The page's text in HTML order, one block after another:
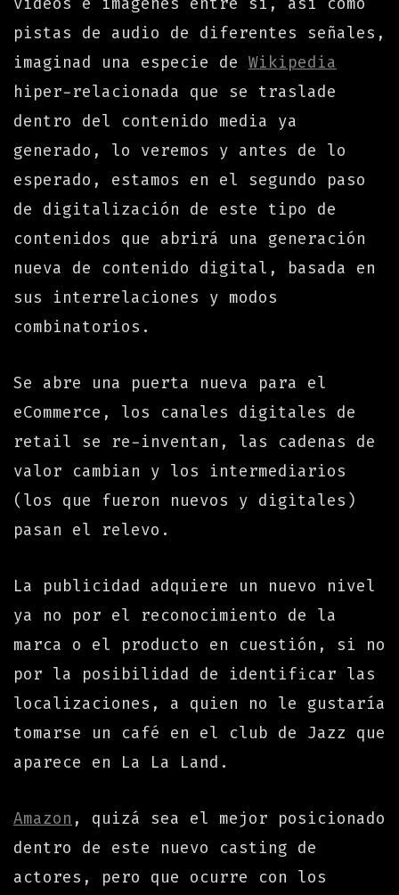
pistas de audio de diferentes señales,
imaginad una especie de Wikipedia
hiper-relacionada que se traslade
dentro del contenido media ya
generado, lo veremos y antes de lo
esperado, estamos en el segundo paso
de digitalización de este tipo de
contenidos que abrirá una generación
nueva de contenido digital, basada en
sus interrelaciones y modos
combinatorios.
Se abre una puerta nueva para el
eCommerce, los canales digitales de
retail se re-inventan, las cadenas de
valor cambian y los intermediarios
(los que fueron nuevos y digitales)
pasan el relevo.
La publicidad adquiere un nuevo nivel
ya no por el reconocimiento de la
marca o el producto en cuestión, si no
por la posibilidad de identificar las
localizaciones, a quien no le gustaría
tomarse un café en el club de Jazz que
aparece en La La Land.
Amazon , quizá sea el mejor posicionado
dentro de este nuevo casting de
actores, pero que ocurre con los